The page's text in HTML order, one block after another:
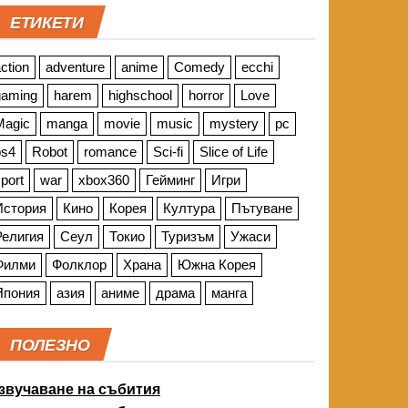
ЕТИКЕТИ
adventure anime Comedy
ecchi
harem highschool horror
Love
manga movie music mystery
pc
Robot romance Sci-fi
Slice of Life
war xbox360 Гейминг
Игри
Кино Корея Култура
Пътуване
Сеул Токио Туризъм
Ужаси
Фолклор Храна
Южна Корея
азия аниме драма манга
ПОЛЕЗНО
на събития